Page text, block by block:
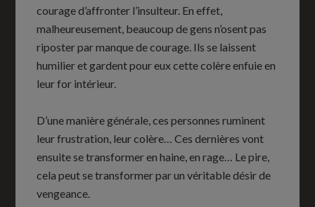
courage d’affronter l’insulteur. En effet,
malheureusement, beaucoup de gens n’osent pas
riposter par manque de courage. Ils se laissent
humilier et gardent pour eux cette colère enfuie en
leur for intérieur.
D’une manière générale, ces personnes ruminent
leur frustration, leur colère… Ces dernières vont
ensuite se transformer en haine, en rage… Le pire,
cela peut se transformer par un véritable désir de
vengeance.